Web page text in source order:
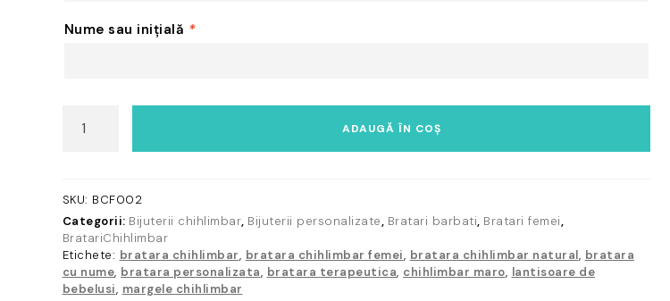
Nume sau inițială *
Brățară
cu
numele
copilului
din
chihlimbar
baltic
ADAUGĂ ÎN COȘ
SKU: BCF002
Categorii: Bijuterii chihlimbar, Bijuterii personalizate, Bratari barbati, Bratari femei,
BratariChihlimbar
Etichete: bratara chihlimbar, bratara chihlimbar femei, bratara chihlimbar natural, bratara
cu nume, bratara personalizata, bratara terapeutica, chihlimbar maro, lantisoare de
bebelusi, margele chihlimbar